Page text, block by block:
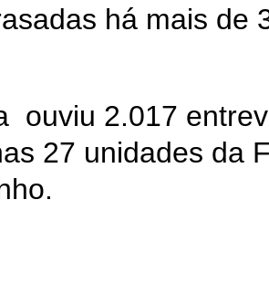
há mais de
ouviu 2.017
27 unidades da